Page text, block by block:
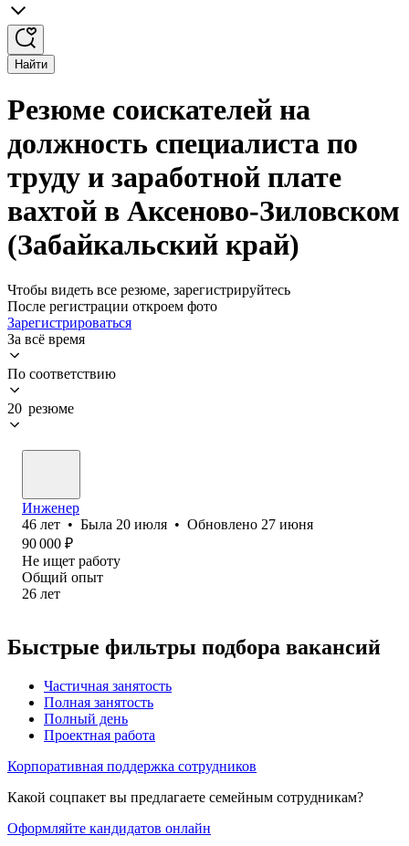
Найти
Резюме соискателей на
должность специалиста по
труду и заработной плате
вахтой в Аксеново-Зиловском
(Забайкальский край)
Чтобы видеть все резюме, зарегистрируйтесь
После регистрации откроем фото
Зарегистрироваться
За всё время
По соответствию
20 резюме
Инженер
46 лет • Была 20 июля • Обновлено 27 июня
90 000 ₽
Не ищет работу
Общий опыт
26 лет
Быстрые фильтры подбора вакансий
Частичная занятость
Полная занятость
Полный день
Проектная работа
Корпоративная поддержка сотрудников
Какой соцпакет вы предлагаете семейным сотрудникам?
Оформляйте кандидатов онлайн